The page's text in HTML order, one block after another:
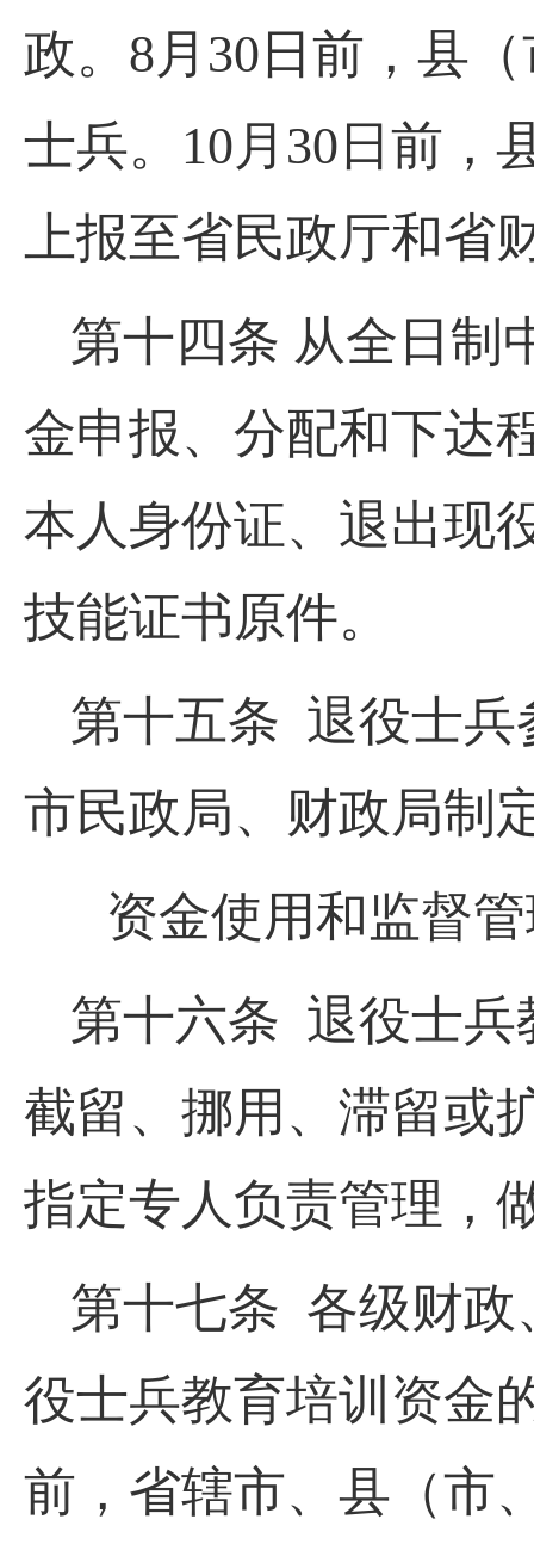
政。8月30日前，县
士兵。10月30日前，
上报至省民政厅和省
第十四条 从全日制
金申报、分配和下达
本人身份证、退出现
技能证书原件。
第十五条 退役士兵
市民政局、财政局制
资金使用和监督
第十六条 退役士兵
截留、挪用、滞留或
指定专人负责管理，
第十七条 各级财政
役士兵教育培训资金
前，省辖市、县（市